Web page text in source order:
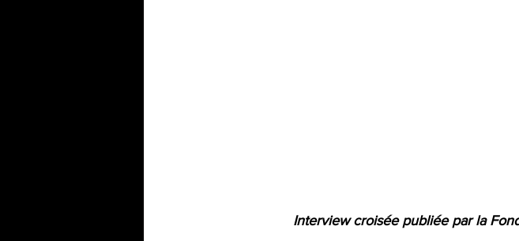
Interview croisée publiée par la